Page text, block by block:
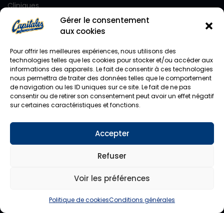
Gérer le consentement
aux cookies
Pour offrir les meilleures expériences, nous utilisons des
technologies telles que les cookies pour stocker et/ou accéder aux
informations des appareils. Le fait de consentir à ces technologies
nous permettra de traiter des données telles que le comportement
de navigation ou les ID uniques sur ce site. Le fait de ne pas
consentir ou de retirer son consentement peut avoir un effet négatif
sur certaines caractéristiques et fonctions.
Accepter
Refuser
Voir les préférences
Politique de cookiesConditions générales
Cliniques
Club FanatiQ
Fan Club Desjardins
Alignement – Jour de Match
Journées de rêve
Notre mascotte Capi
Photo d’équipe
Facebook
Instagram
Capitales de Québec© 2026. Tous droits réservés.